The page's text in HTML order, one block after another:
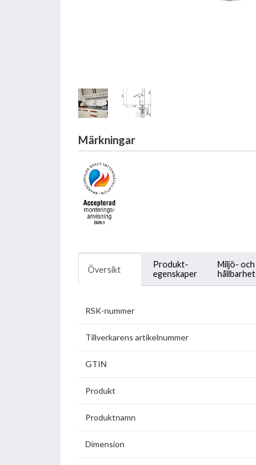
Märkningar
Översikt
Produkt-
egenskaper
Miljö- och
hållbarhet
RSK-nummer
Tillverkarens artikelnummer
GTIN
Produkt
Produktnamn
Dimension